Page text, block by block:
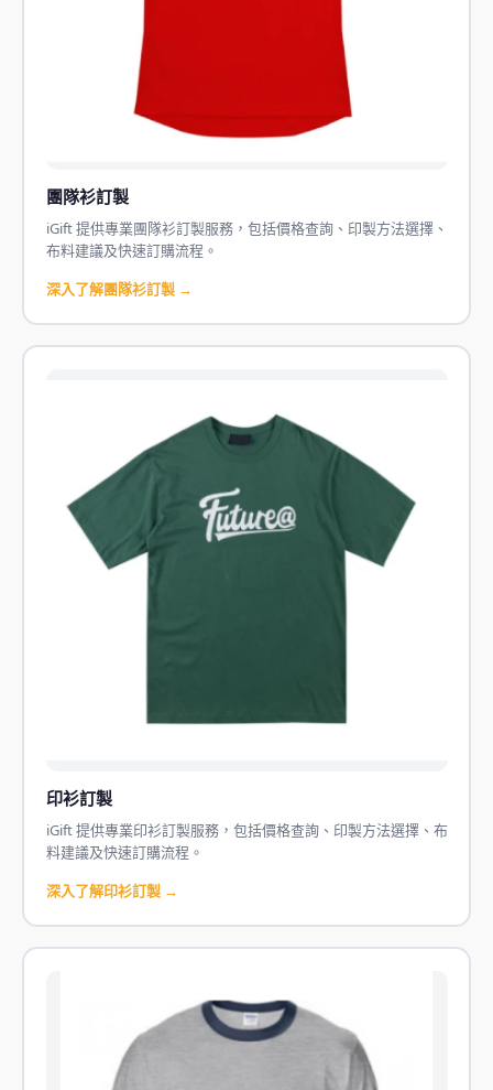
團隊衫訂製
iGift 提供專業團隊衫訂製服務，包括價格查詢、印製方法選擇、
布料建議及快速訂購流程。
深入了解團隊衫訂製 →
印衫訂製
iGift 提供專業印衫訂製服務，包括價格查詢、印製方法選擇、布
料建議及快速訂購流程。
深入了解印衫訂製 →